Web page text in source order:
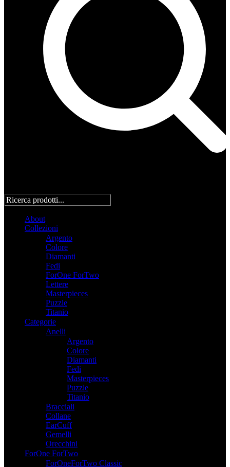
About
Collezioni
Argento
Colore
Diamanti
Fedi
ForOne ForTwo
Lettere
Masterpieces
Puzzle
Titanio
Categorie
Anelli
Argento
Colore
Diamanti
Fedi
Masterpieces
Puzzle
Titanio
Bracciali
Collane
EarCuff
Gemelli
Orecchini
ForOne ForTwo
ForOneForTwo Classic